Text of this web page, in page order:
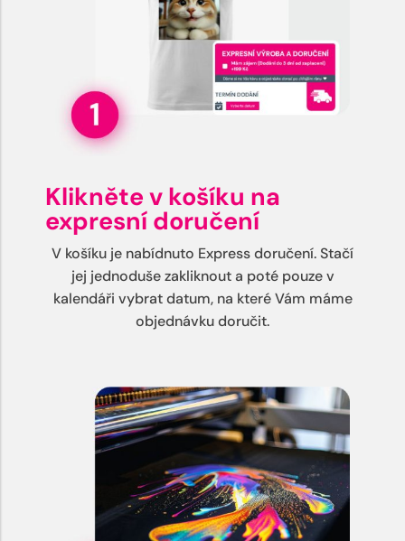
Klikněte v košíku na
expresní doručení
V košíku je nabídnuto Express doručení. Stačí
jej jednoduše zakliknout a poté pouze v
kalendáři vybrat datum, na které Vám máme
objednávku doručit.